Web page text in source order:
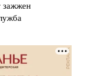
зажжен